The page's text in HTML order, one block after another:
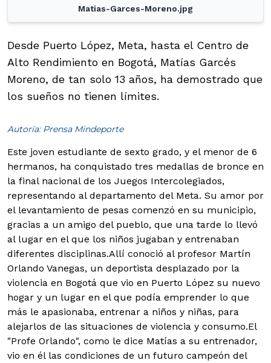
Matias-Garces-Moreno.jpg
Desde Puerto López, Meta, hasta el Centro de
Alto Rendimiento en Bogotá, Matías Garcés
Moreno, de tan solo 13 años, ha demostrado que
los sueños no tienen límites.
Autoría: Prensa Mindeporte
Este joven estudiante de sexto grado, y el menor de 6
hermanos, ha conquistado tres medallas de bronce en
la final nacional de los Juegos Intercolegiados,
representando al departamento del Meta. Su amor por
el levantamiento de pesas comenzó en su municipio,
gracias a un amigo del pueblo, que una tarde lo llevó
al lugar en el que los niños jugaban y entrenaban
diferentes disciplinas.Allí conoció al profesor Martín
Orlando Vanegas, un deportista desplazado por la
violencia en Bogotá que vio en Puerto López su nuevo
hogar y un lugar en el que podía emprender lo que
más le apasionaba, entrenar a niños y niñas, para
alejarlos de las situaciones de violencia y consumo.El
"Profe Orlando", como le dice Matías a su entrenador,
vio en él las condiciones de un futuro campeón del